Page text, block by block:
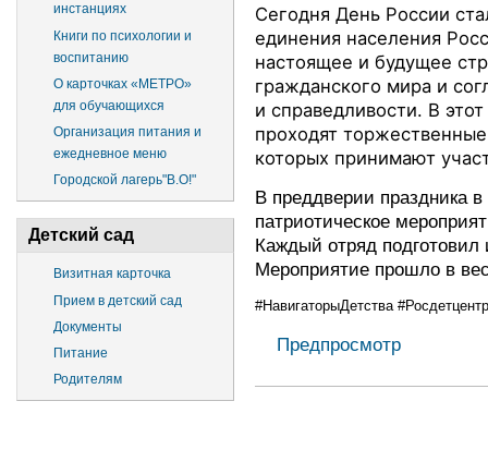
инстанциях
Книги по психологии и
воспитанию
О карточках «МЕТРО»
для обучающихся
Организация питания и
ежедневное меню
Городской лагерь"В.О!"
Детский сад
Визитная карточка
Прием в детский сад
Документы
Питание
Родителям
Сегодня День России
единения населения
настоящее и будущее
гражданского мира и
и справедливости. В
проходят
которых принимают
В преддверии праздника
патриотическое
Каждый отряд
Мероприятие прошло в
#НавигаторыДетства #Росдетцентр
Предпросмотр